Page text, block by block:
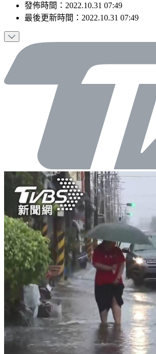
發佈時間： 2022.10.31 07:49
最後更新時間： 2022.10.31 07:49